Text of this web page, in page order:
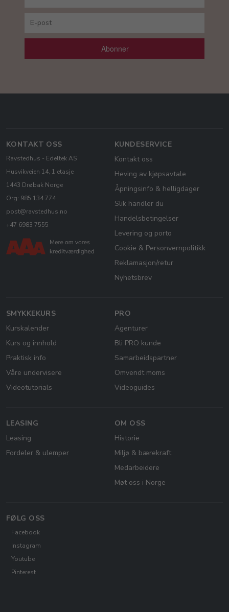
Abonner
KONTAKT OSS
Ravstedhus - Edeltek AS
Husvikveien 14, 1 etasje
1443 Drøbak Norge
Org: 985 134 774
post@ravstedhus.no
+47 6983 7555
KUNDESERVICE
Kontakt oss
Heving av kjøpsavtale
Åpningsinfo & helligdager
Slik handler du
Handelsbetingelser
Levering og porto
Cookie & Personvernpolitikk
Reklamasjon/retur
Nyhetsbrev
SMYKKEKURS
Kurskalender
Kurs og innhold
Praktisk info
Våre undervisere
Videotutorials
PRO
Agenturer
Bli PRO kunde
Samarbeidspartner
Omvendt moms
Videoguides
LEASING
Leasing
Fordeler & ulemper
OM OSS
Historie
Miljø & bærekraft
Medarbeidere
Møt oss i Norge
FØLG OSS
Facebook
Instagram
Youtube
Pinterest